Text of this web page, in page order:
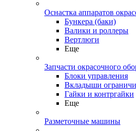
Оснастка аппаратов
Бункера (баки)
Валики и роллеры
Вертлюги
Еще
Запчасти окрасочного
Блоки управления
Вкладыши
Гайки и контргайки
Еще
Разметочные машины